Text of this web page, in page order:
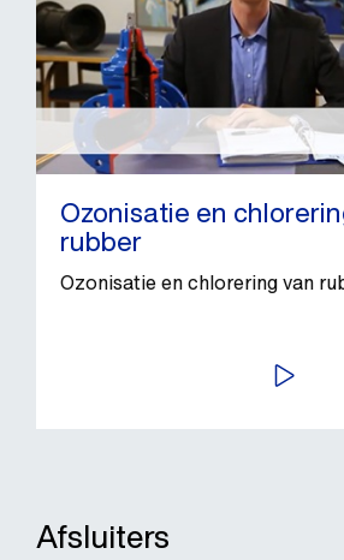
Ozonisatie en
rubber
Ozonisatie en chlorering van
BEKIJK
Afsluiters